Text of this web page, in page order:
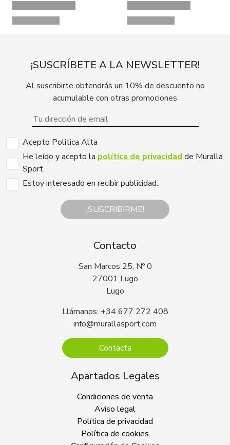
¡SUSCRÍBETE A LA NEWSLETTER!
Al suscribirte obtendrás un 10% de descuento no
acumulable con otras promociones
Acepto Politica Alta
He leído y acepto la política de privacidad de Muralla
Sport.
Estoy interesado en recibir publicidad.
¡SUSCRIBIRME!
Contacto
San Marcos 25, Nº 0
27001 Lugo
Lugo
Llámanos: +34 677 272 408
info@murallasport.com
Contacta
Apartados Legales
Condiciones de venta
Aviso legal
Política de privacidad
Política de cookies